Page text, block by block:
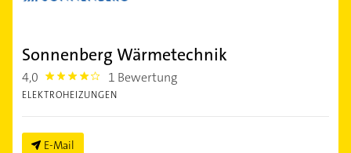
Sonnenberg Wärmetechnik
4,0 4.0 1 Bewertung
ELEKTROHEIZUNGEN
E-Mail